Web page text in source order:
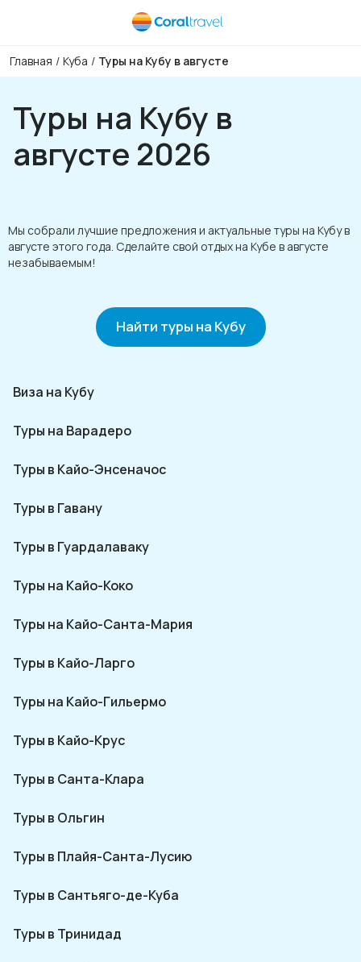
Главная / Куба / Туры на Кубу в августе
Туры на Кубу в
августе 2026
Мы собрали лучшие предложения и актуальные туры на Кубу в
августе этого года. Сделайте свой отдых на Кубе в августе
незабываемым!
Найти туры на Кубу
Виза на Кубу
Туры на Варадеро
Туры в Кайо-Энсеначос
Туры в Гавану
Туры в Гуардалаваку
Туры на Кайо-Коко
Туры на Кайо-Санта-Мария
Туры в Кайо-Ларго
Туры на Кайо-Гильермо
Туры в Кайо-Крус
Туры в Санта-Клара
Туры в Ольгин
Туры в Плайя-Санта-Лусию
Туры в Сантьяго-де-Куба
Туры в Тринидад